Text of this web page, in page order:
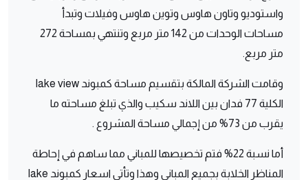
واستوديو وتاون هاوس وتوين هاوس وفيلات وتبدأ
مساحات الوحدات من 142 متر مربع وتنتهي بمساحة 272
متر مربع.
وقامت الشركة المالكة بتقسيم مساحة كمبوند lake view
الكلية 77 فدان بين اللاند سكيب والذي تبلغ مساحته ما
يقرب من 73% من إجمالي مساحة المشروع .
أما نسبة 22% فتم تخصيصها للمباني مما ساهم في إحاطة
المناظر الخلابة بجميع المباني وهذا وتأتي اسعار كمبوند lake